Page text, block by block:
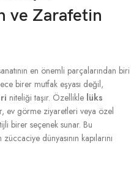
ve Zarafetin
en önemli parçalarından biri
birer mutfak eşyası değil,
niteliği taşır. Özellikle lüks
ev görme ziyaretleri veya özel
birer seçenek sunar. Bu
dünyasının kapılarını